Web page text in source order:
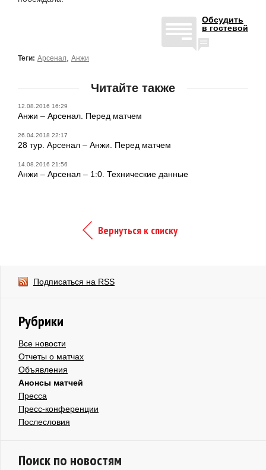
Обсудить
в гостевой
Теги: Арсенал Анжи
Читайте также
12.08.2016 16:29
Анжи – Арсенал. Перед матчем
26.04.2018 22:17
28 тур. Арсенал – Анжи. Перед матчем
14.08.2016 21:56
Анжи – Арсенал – 1:0. Технические данные
Вернуться к списку
Подписаться на RSS
Рубрики
Все новости
Отчеты о матчах
Объявления
Анонсы матчей
Пресса
Пресс-конференции
Послесловия
Поиск по новостям